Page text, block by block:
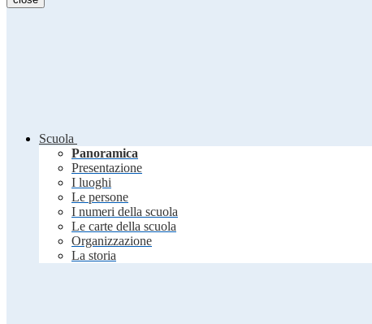
Scuola
Panoramica
Presentazione
I luoghi
Le persone
I numeri della scuola
Le carte della scuola
Organizzazione
La storia